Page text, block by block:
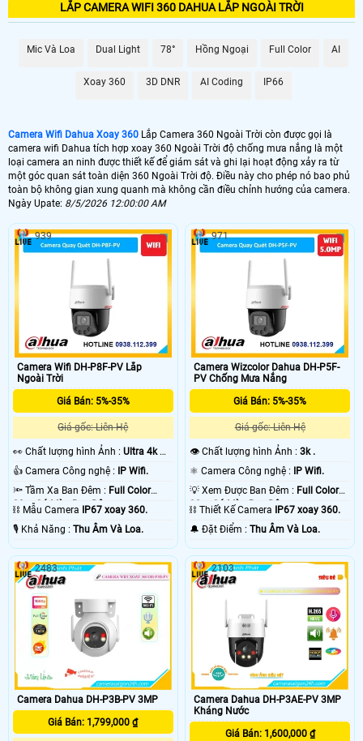
Với độ phân giải cao bởi công nghệ IP nên chất lượng camera wifi Dahua
ngoài 360 rất săc nét
,cả ngày lẫn đêm cùng kết nối wifi Dahua mạnh mẽ tích
hợp thêm cổng RJ45 ổn định hơn,
camera wifi Dahua 360 ngoài trời là lựa
phù hợp nhất để bảo vệ không gian sống và làm việc của bạn
một cách toàn diện.
LẮP CAMERA WIFI 360 DAHUA LẮP NGOÀI TRỜI
Mic Và Loa Dual Light 78° Hồng Ngoại Full Color AI
Xoay 360 3D DNR AI Coding IP66
Camera Wifi Dahua Xoay 360 Lắp Camera 360 Ngoài Trời còn được gọi là
camera wifi Dahua tích hợp xoay 360 Ngoài Trời độ chống mưa nắng là một
loại camera an ninh được thiết kế để giám sát và ghi lại hoạt động xảy ra từ
một góc quan sát toàn diện 360 Ngoài Trời độ. Điều này cho phép nó bao phủ
toàn bộ không gian xung quanh mà không cần điều chỉnh hướng của camera.
Ngày Upate: 8/5/2026 12:00:00 AM
Camera Wifi DH-P8F-PV Lắp
Ngoài Trời
Giá Bán: 5%-35%
Giá gốc: Liên Hệ
️👀 Chất lượng hình Ảnh : Ultra 4k 👍🏾
👍 Camera Công nghệ :
IP Wifi.
🔦 Tầm Xa Ban Đêm : Full Color
30m Có Màu Ban Ðêm.
⛓ Mẫu Camera
IP67 xoay 360.
️🎙 Khả Năng : Thu Âm Và Loa.
939
Camera Wizcolor Dahua DH-P5F-
PV Chống Mưa Nắng
Giá Bán: 5%-35%
Giá gốc: Liên Hệ
👁 Chất lượng hình Ảnh :3k .
⚛️ Camera Công nghệ :
IP Wifi.
💡 Xem Được Ban Đêm : Full Color
30m Có Màu Ban Ðêm.
⛓ Thiết Kế Camera
IP67 xoay 360.
️🔔 Đặt Điểm :Thu Âm Và Loa.
971
Camera Dahua DH-P3B-PV 3MP
Giá Bán: 1,799,000 ₫
2483
Camera Dahua DH-P3AE-PV 3MP
Kháng Nước
Giá Bán: 1,600,000 ₫
2103